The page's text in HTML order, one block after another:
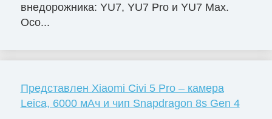
внедорожника: YU7, YU7 Pro и YU7 Max.
Осо...
Представлен Xiaomi Civi 5 Pro – камера
Leica, 6000 мАч и чип Snapdragon 8s Gen 4